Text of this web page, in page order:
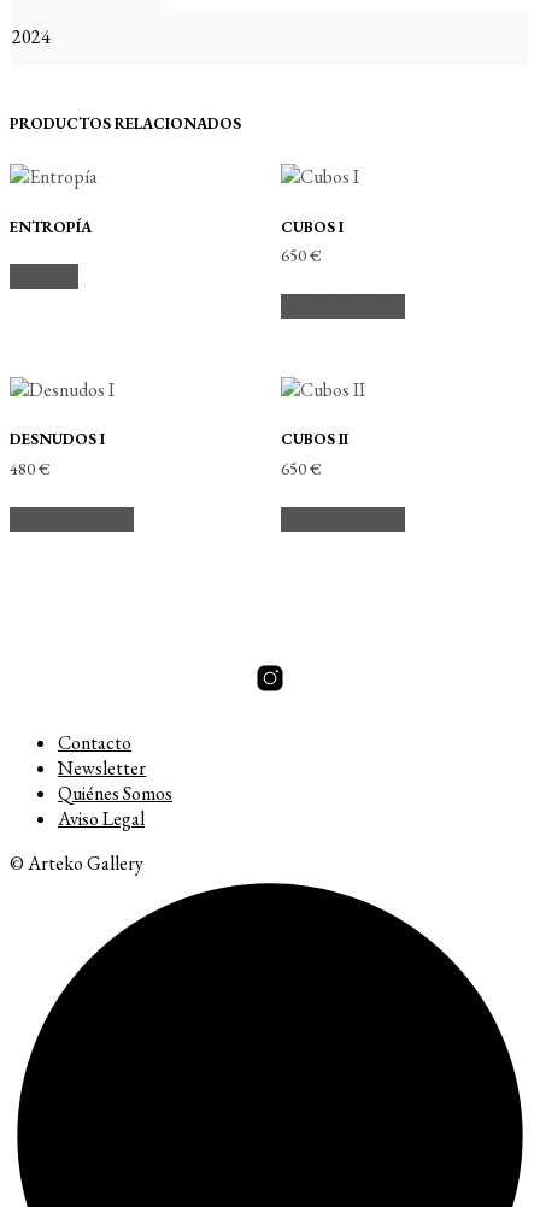
2024
PRODUCTOS RELACIONADOS
ENTROPÍA CUBOS I
650€
DESNUDOS I
480€
CUBOS II
650€
Contacto
Newsletter
Quiénes Somos
Aviso Legal
© Arteko Gallery